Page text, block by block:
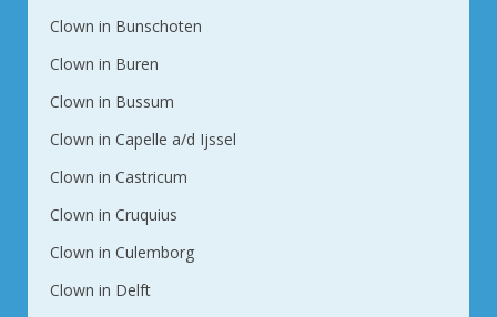
Clown in Bunschoten
Clown in Buren
Clown in Bussum
Clown in Capelle a/d Ijssel
Clown in Castricum
Clown in Cruquius
Clown in Culemborg
Clown in Delft